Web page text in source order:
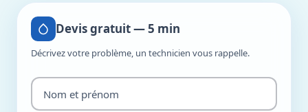
Devis gratuit — 5 min
Décrivez votre problème, un technicien vous rappelle.